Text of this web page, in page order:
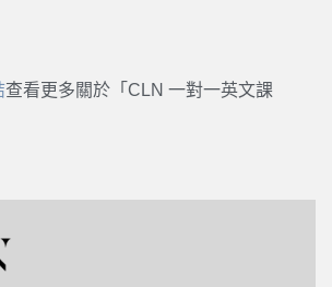
查看更多關於「CLN 一對一英文課